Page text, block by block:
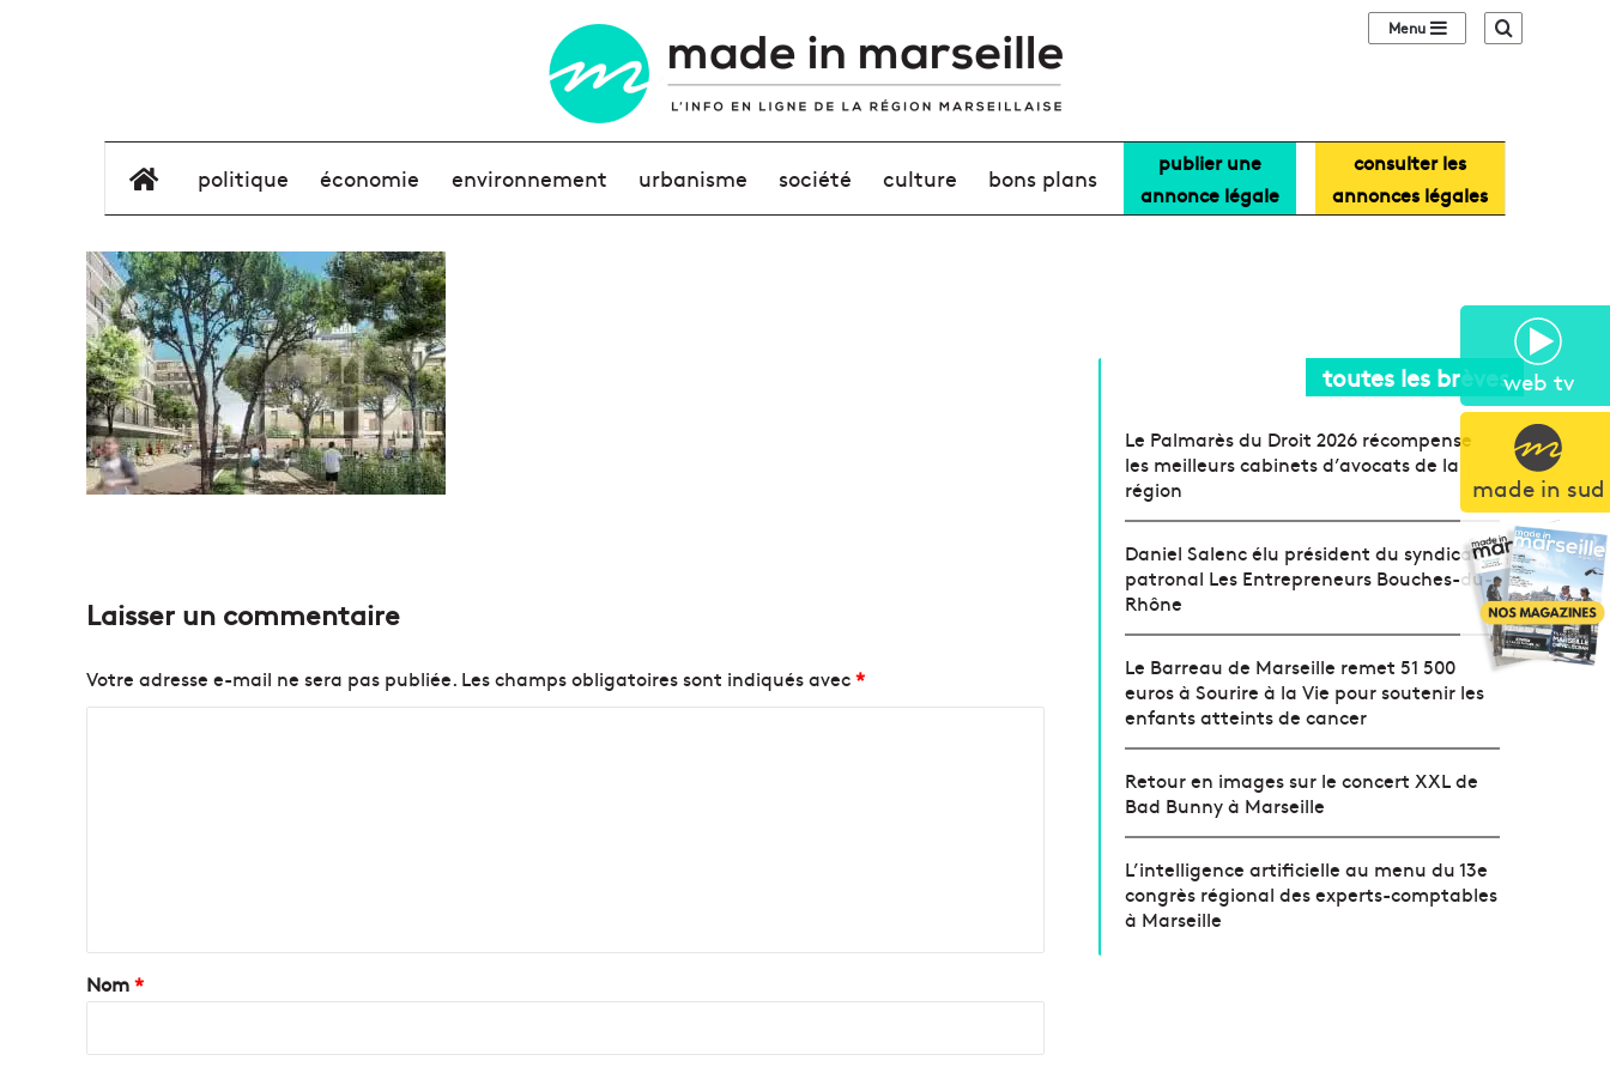
web tv
made in sud
Sidebar (barre
élément de menu
politique économie environnement urbanisme société culture bons plans
publier une
annonce légale
consulter les
annonces légales
Laisser un commentaire
Votre adresse e-mail ne sera pas publiée. Les champs obligatoires sont indiqués avec*
a
r
Nom*
toutes les brèves
Le Palmarès du Droit 2026 récompense
les meilleurs cabinets d’avocats de la
région
Daniel Salenc élu président du syndicat
patronal Les Entrepreneurs Bouches-du-
Rhône
Le Barreau de Marseille remet 51 500
euros à Sourire à la Vie pour soutenir les
enfants atteints de cancer
Retour en images sur le concert XXL de
Bad Bunny à Marseille
L’intelligence artificielle au menu du 13e
congrès régional des experts-comptables
à Marseille